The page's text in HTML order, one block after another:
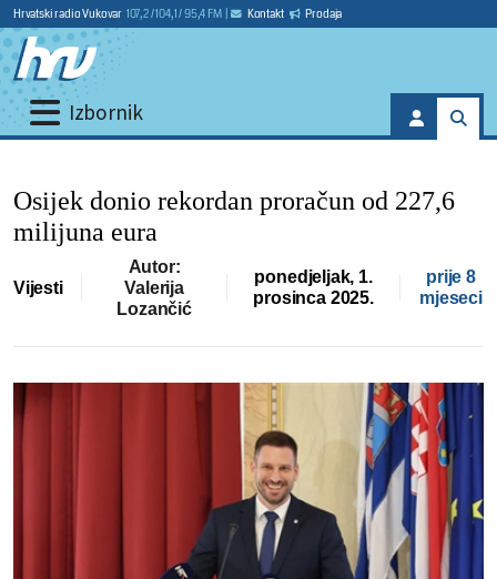
Hrvatski radio Vukovar 107,2 / 104,1 / 95,4 FM Kontakt Prodaja
Izbornik
Osijek donio rekordan proračun od 227,6
milijuna eura
Vijesti
Autor:
Valerija
Lozančić
ponedjeljak, 1.
prosinca 2025.
prije 8
mjeseci